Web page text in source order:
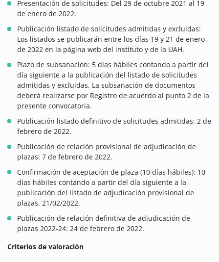
Presentación de solicitudes: Del 29 de octubre 2021 al 19
de enero de 2022.
Publicación listado de solicitudes admitidas y excluidas:
Los listados se publicarán entre los días 19 y 21 de enero
de 2022 en la página web del instituto y de la UAH.
Plazo de subsanación: 5 días hábiles contando a partir del
día siguiente a la publicación del listado de solicitudes
admitidas y excluidas. La subsanación de documentos
deberá realizarse por Registro de acuerdo al punto 2 de la
presente convocatoria.
Publicación listado definitivo de solicitudes admitidas: 2 de
febrero de 2022.
Publicación de relación provisional de adjudicación de
plazas: 7 de febrero de 2022.
Confirmación de aceptación de plaza (10 días hábiles): 10
días hábiles contando a partir del día siguiente a la
publicación del listado de adjudicación provisional de
plazas. 21/02/2022.
Publicación de relación definitiva de adjudicación de
plazas 2022-24: 24 de febrero de 2022.
Criterios de valoración